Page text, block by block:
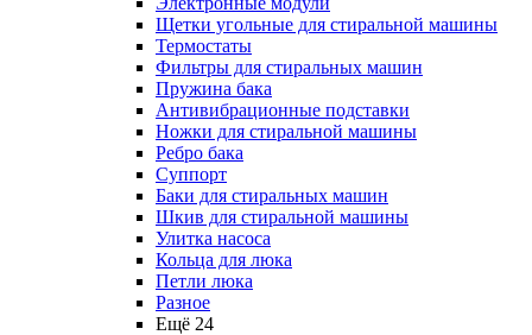
Щетки угольные для стиральной машины
Термостаты
Фильтры для стиральных машин
Пружина бака
Антивибрационные подставки
Ножки для стиральной машины
Ребро бака
Суппорт
Баки для стиральных машин
Шкив для стиральной машины
Улитка насоса
Кольца для люка
Петли люка
Разное
Ещё 24